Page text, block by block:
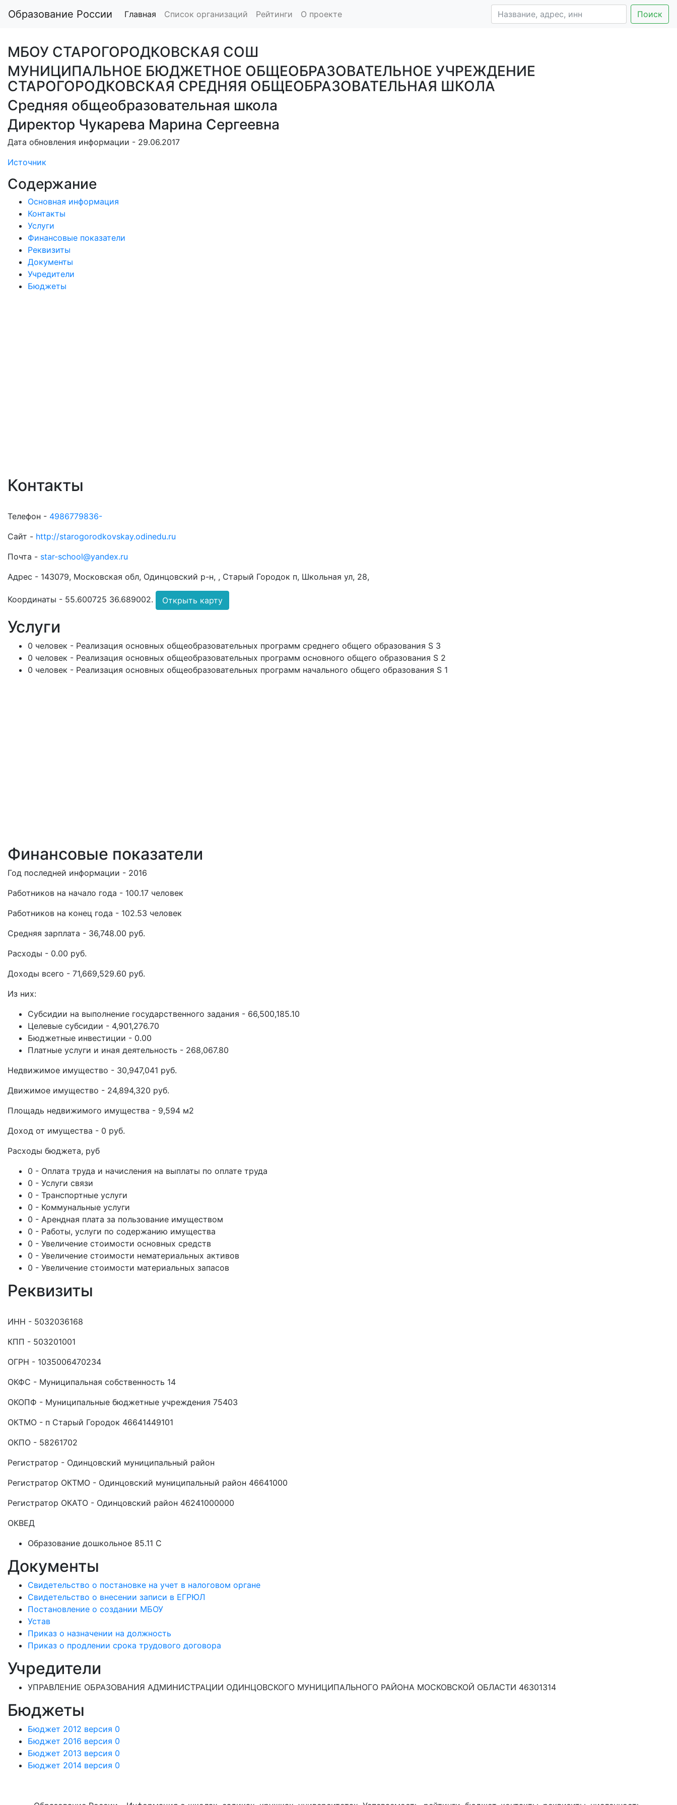
Образование России Главная Список организаций Рейтинги О проекте Поиск
МБОУ СТАРОГОРОДКОВСКАЯ СОШ
МУНИЦИПАЛЬНОЕ БЮДЖЕТНОЕ ОБЩЕОБРАЗОВАТЕЛЬНОЕ УЧРЕЖДЕНИЕ
СТАРОГОРОДКОВСКАЯ СРЕДНЯЯ ОБЩЕОБРАЗОВАТЕЛЬНАЯ ШКОЛА
Средняя общеобразовательная школа
Директор Чукарева Марина Сергеевна
Дата обновления информации - 29.06.2017
Источник
Содержание
Основная информация
Контакты
Услуги
Финансовые показатели
Реквизиты
Документы
Учредители
Бюджеты
Контакты
Телефон - 4986779836-
Сайт - http://starogorodkovskay.odinedu.ru
Почта - star-school@yandex.ru
Адрес - 143079, Московская обл, Одинцовский р-н, , Старый Городок п, Школьная ул, 28,
Координаты - 55.600725 36.689002. Открыть карту
Услуги
0 человек - Реализация основных общеобразовательных программ среднего общего образования S 3
0 человек - Реализация основных общеобразовательных программ основного общего образования S 2
0 человек - Реализация основных общеобразовательных программ начального общего образования S 1
Финансовые показатели
Год последней информации - 2016
Работников на начало года - 100.17 человек
Работников на конец года - 102.53 человек
Средняя зарплата - 36,748.00 руб.
Расходы - 0.00 руб.
Доходы всего - 71,669,529.60 руб.
Из них:
Субсидии на выполнение государственного задания - 66,500,185.10
Целевые субсидии - 4,901,276.70
Бюджетные инвестиции - 0.00
Платные услуги и иная деятельность - 268,067.80
Недвижимое имущество - 30,947,041 руб.
Движимое имущество - 24,894,320 руб.
Площадь недвижимого имущества - 9,594 м2
Доход от имущества - 0 руб.
Расходы бюджета, руб
0 - Оплата труда и начисления на выплаты по оплате труда
0 - Услуги связи
0 - Транспортные услуги
0 - Коммунальные услуги
0 - Арендная плата за пользование имуществом
0 - Работы, услуги по содержанию имущества
0 - Увеличение стоимости основных средств
0 - Увеличение стоимости нематериальных активов
0 - Увеличение стоимости материальных запасов
Реквизиты
ИНН - 5032036168
КПП - 503201001
ОГРН - 1035006470234
ОКФС - Муниципальная собственность 14
ОКОПФ - Муниципальные бюджетные учреждения 75403
ОКТМО - п Старый Городок 46641449101
ОКПО - 58261702
Регистратор - Одинцовский муниципальный район
Регистратор ОКТМО - Одинцовский муниципальный район 46641000
Регистратор ОКАТО - Одинцовский район 46241000000
ОКВЕД
Образование дошкольное 85.11 C
Документы
Свидетельство о постановке на учет в налоговом органе
Свидетельство о внесении записи в ЕГРЮЛ
Постановление о создании МБОУ
Устав
Приказ о назначении на должность
Приказ о продлении срока трудового договора
Учредители
УПРАВЛЕНИЕ ОБРАЗОВАНИЯ АДМИНИСТРАЦИИ ОДИНЦОВСКОГО МУНИЦИПАЛЬНОГО РАЙОНА МОСКОВСКОЙ ОБЛАСТИ 46301314
Бюджеты
Бюджет 2012 версия 0
Бюджет 2016 версия 0
Бюджет 2013 версия 0
Бюджет 2014 версия 0